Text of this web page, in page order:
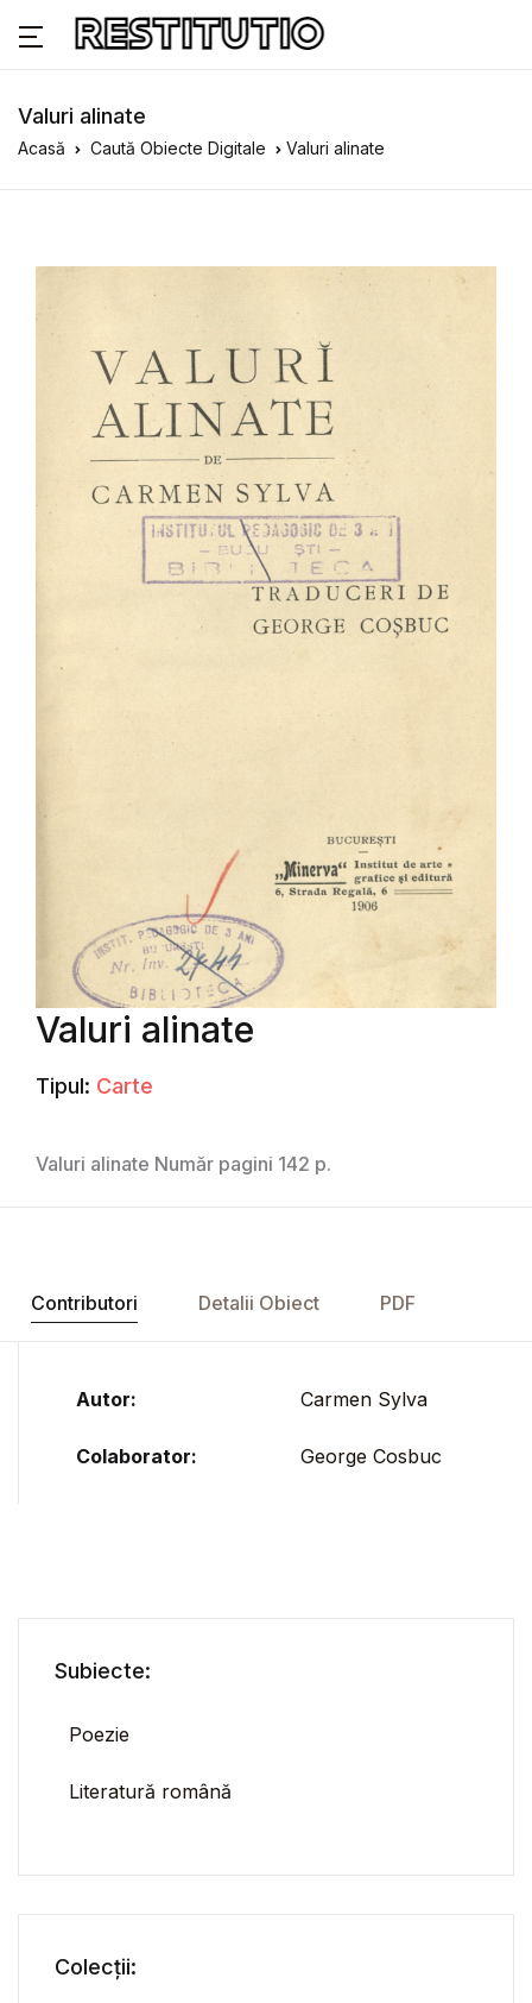
Valuri alinate
Acasă Caută Obiecte Digitale Valuri alinate
Valuri alinate
Tipul: Carte
Valuri alinate Număr pagini 142 p.
Contributori Detalii Obiect PDF
Autor: Carmen Sylva
Colaborator: George Cosbuc
Subiecte:
Poezie
Literatură română
Colecții: